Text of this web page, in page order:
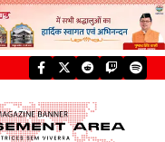
facebook
twitterreddittwitch